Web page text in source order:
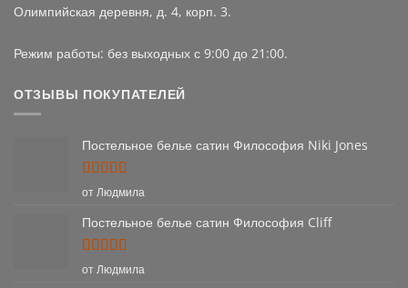
Олимпийская деревня, д. 4, корп. 3.
Режим работы: без выходных с 9:00 до 21:00.
ОТЗЫВЫ ПОКУПАТЕЛЕЙ
Постельное белье сатин Философия Niki Jones
Оценка5
от Людмила
Постельное белье сатин Философия Cliff
Оценка5
от Людмила